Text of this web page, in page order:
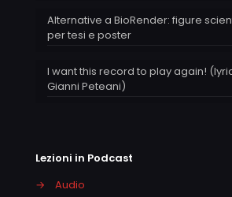
Alternative a BioRender: figure
per tesi e poster
I want this record to play again!
Gianni Peteani)
Lezioni in Podcast
→
Audio